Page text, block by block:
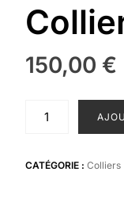
150,00 €
Taliesin
CATÉGORIE : Colliers